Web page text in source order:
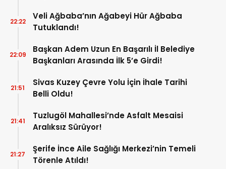
Veli Ağbaba’nın Ağabeyi Hür Ağbaba
Tutuklandı!
22:22
Başkan Adem Uzun En Başarılı İl Belediye
Başkanları Arasında İlk 5’e Girdi!
22:09
Sivas Kuzey Çevre Yolu İçin İhale Tarihi
Belli Oldu!
21:51
Tuzlugöl Mahallesi’nde Asfalt Mesaisi
Aralıksız Sürüyor!
21:41
Şerife İnce Aile Sağlığı Merkezi’nin Temeli
Törenle Atıldı!
21:27